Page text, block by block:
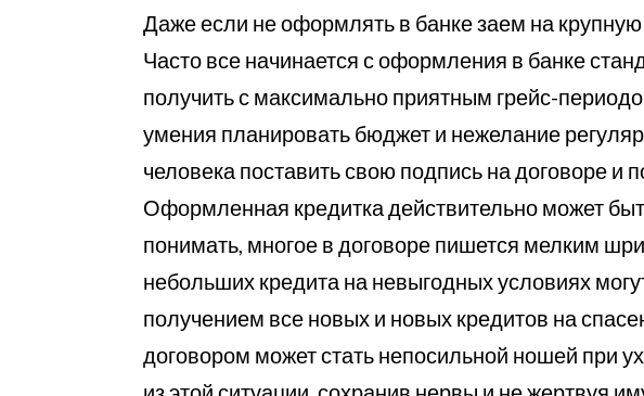
Даже если не оформлять в банке заем на
Часто все начинается с оформления в банке
получить с максимально приятным грейс-
умения планировать бюджет и нежелание
человека поставить свою подпись на договоре и
Оформленная кредитка действительно может
понимать, многое в договоре пишется мелким
небольших кредита на невыгодных условиях
получением все новых и новых кредитов на
договором может стать непосильной ношей при